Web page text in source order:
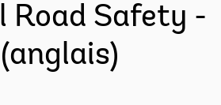
Road Safety -